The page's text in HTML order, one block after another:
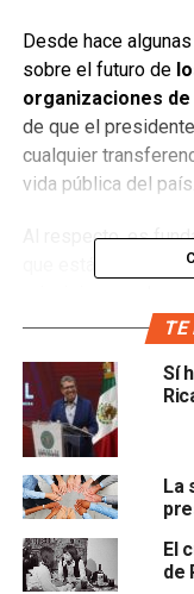
Desde hace
sobre el futuro de
organizaciones
de que el
cualquier
vida pública del país.
Al respecto, es
que está cubriendo
estas como una
empresarios,
causa, regularmente
de ayudar a
Luego, en los
las olas de los
una sociedad civil
contrapesos al
TE
Sí
La
El
de